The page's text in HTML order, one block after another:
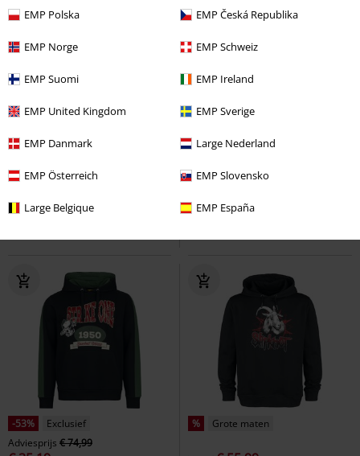
EMP Polska EMP Česká Republika
EMP Norge EMP Schweiz
EMP Suomi EMP Ireland
EMP United Kingdom EMP Sverige
EMP Danmark Large Nederland
EMP Österreich EMP Slovensko
Large Belgique EMP España
-26%
Exclusief
Adviesprijs
€ 59,90
Vanaf € 43,99
Elmo Sesame Street
% Exclusief
€ 26,39
Cantina Band Star Wars
-53%
Exclusief
Adviesprijs € 74,99
% Grote maten